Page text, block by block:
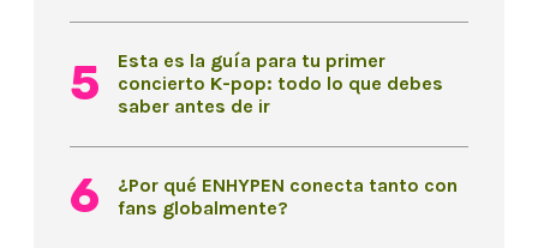
Esta es la guía para tu primer
concierto K-pop: todo lo que debes
saber antes de ir
¿Por qué ENHYPEN conecta tanto con
fans globalmente?